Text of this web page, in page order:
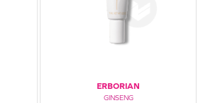
ERBORIAN
GINSENG